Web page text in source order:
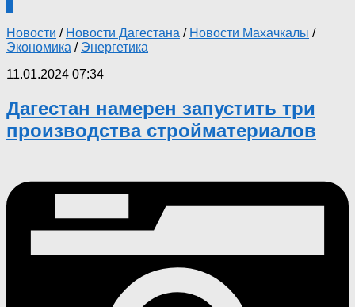
Новости / Новости Дагестана / Новости Махачкалы /
Экономика / Энергетика
11.01.2024 07:34
Дагестан намерен запустить три
производства стройматериалов